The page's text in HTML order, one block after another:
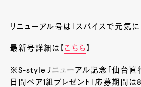
リニューアル号は「スパイスで元気に
最新号詳細は【 こちら】
※S-styleリニューアル記念「仙台直
日間ペア1組プレゼント」応募期間は